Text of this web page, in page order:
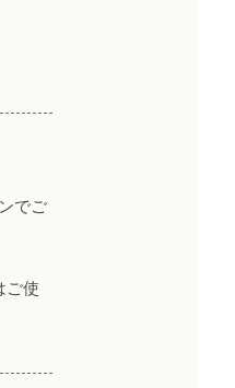
でご
ご使